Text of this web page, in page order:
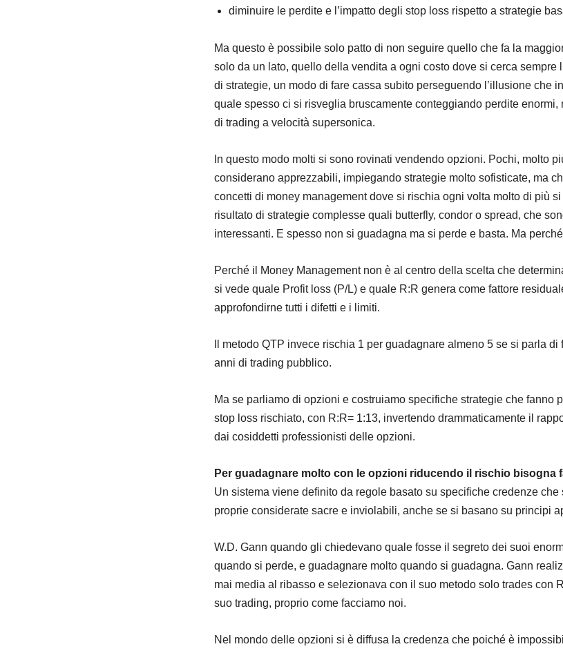
diminuire le perdite e l’impatto degli stop loss rispetto a strategie
Ma questo è possibile solo patto di non seguire quello che fa la
solo da un lato, quello della vendita a ogni costo dove si cerca
di strategie, un modo di fare cassa subito perseguendo l’illusione
quale spesso ci si risveglia bruscamente conteggiando perdite
di trading a velocità supersonica.
In questo modo molti si sono rovinati vendendo opzioni. Pochi, molto
considerano apprezzabili, impiegando strategie molto sofisticate, ma
concetti di money management dove si rischia ogni volta molto di più
risultato di strategie complesse quali butterfly, condor o spread, che
interessanti. E spesso non si guadagna ma si perde e basta. Ma
Perché il Money Management non è al centro della scelta che
si vede quale Profit loss (P/L) e quale R:R genera come fattore
approfondirne tutti i difetti e i limiti.
Il metodo QTP invece rischia 1 per guadagnare almeno 5 se si parla
anni di trading pubblico.
Ma se parliamo di opzioni e costruiamo specifiche strategie che
stop loss rischiato, con R:R= 1:13, invertendo drammaticamente il
dai cosiddetti professionisti delle opzioni.
Per guadagnare molto con le opzioni riducendo il rischio
Un sistema viene definito da regole basato su specifiche credenze
proprie considerate sacre e inviolabili, anche se si basano su principi
W.D. Gann quando gli chiedevano quale fosse il segreto dei suoi
quando si perde, e guadagnare molto quando si guadagna. Gann
mai media al ribasso e selezionava con il suo metodo solo trades
suo trading, proprio come facciamo noi.
Nel mondo delle opzioni si è diffusa la credenza che poiché è